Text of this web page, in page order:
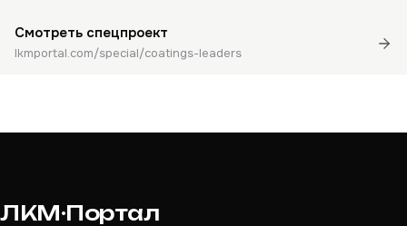
Смотреть спецпроект
lkmportal.com/special/coatings-leaders
ЛКМ·Портал